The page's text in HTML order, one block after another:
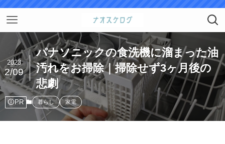
パナソニックの食洗機に溜まった油
汚れをお掃除｜掃除せず3ヶ月後の
悲劇
2023
2/09
PR 暮らし 家電